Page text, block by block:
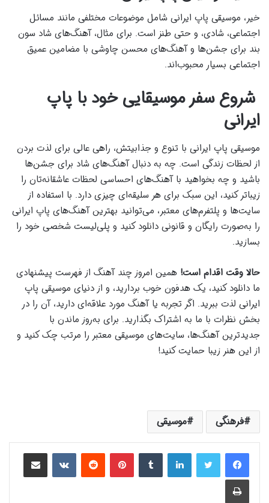
خیر، موسیقی پاپ ایرانی شامل موضوعات مختلفی مانند مسائل
اجتماعی، شادی، و حتی طنز است. برای مثال، آهنگ‌های شاد سون
بند برای جشن‌ها و آهنگ‌های محسن چاوشی با مضامین عمیق
اجتماعی بسیار محبوب‌اند.
شروع سفر موسیقایی خود با پاپ
ایرانی
موسیقی پاپ ایرانی با تنوع و جذابیتش، راهی عالی برای لذت بردن
از لحظات زندگی است. چه به دنبال آهنگ‌های شاد برای جشن‌ها
باشید و چه بخواهید با آهنگ‌های احساسی لحظات عاشقانه‌تان را
زیباتر کنید، این سبک برای هر سلیقه‌ای چیزی دارد. با استفاده از
سایت‌ها و پلتفرم‌های معتبر، می‌توانید بهترین آهنگ‌های پاپ ایرانی
را به‌صورت رایگان و قانونی دانلود کنید و پلی‌لیست شخصی خود را
بسازید.
حالا وقت اقدام است! همین امروز چند آهنگ از فهرست پیشنهادی
ما دانلود کنید، یک هدفون خوب بردارید، و از دنیای موسیقی پاپ
ایرانی لذت ببرید. اگر تجربه یا آهنگ مورد علاقه‌ای دارید، آن را در
بخش نظرات با ما به اشتراک بگذارید. برای به‌روز ماندن با
جدیدترین آهنگ‌ها، سایت‌های موسیقی معتبر را مرتب چک کنید و
از این هنر زیبا حمایت کنید!
فرهنگی موسیقی
لینکدین ‫پین‌ترست ‫رددیت
چاپ